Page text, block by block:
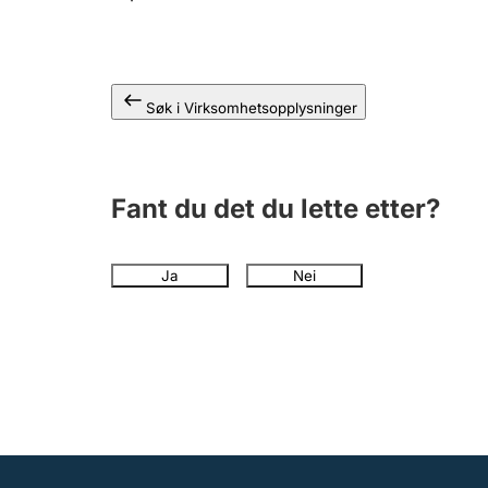
Søk i Virksomhetsopplysninger
Fant du det du lette etter?
Ja Nei